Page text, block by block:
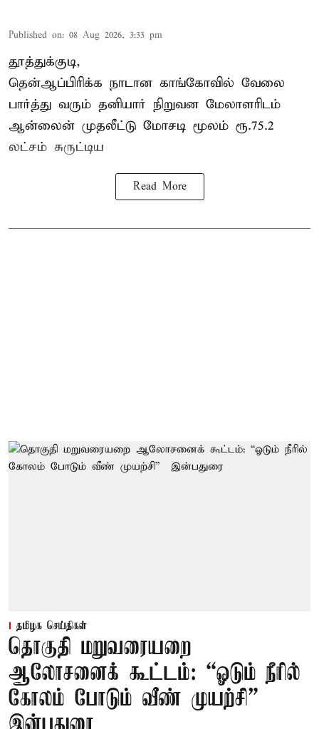
Published on: 08 Aug 2026, 3:33 pm
தூத்துக்குடி,
தென்ஆப்பிரிக்க நாடான காங்கோவில் வேலை
பார்த்து வரும் தனியார் நிறுவன மேலாளரிடம்
ஆன்லைன் முதலீட்டு மோசடி மூலம் ரூ.75.2
லட்சம் சுருட்டிய
Read More
தமிழக செய்திகள்
தொகுதி மறுவரையறை
ஆலோசனைக் கூட்டம்: “ஓடும் நீரில்
கோலம் போடும் வீண் முயற்சி” –